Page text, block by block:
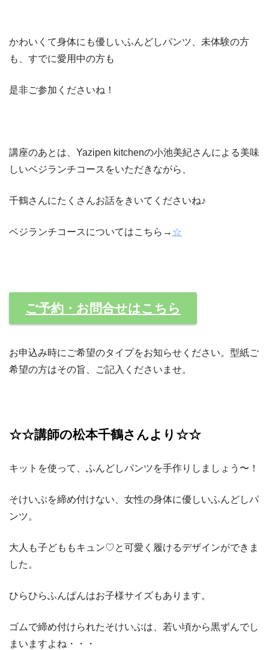
かわいくて身体にも優しいふんどしパンツ、未体験の方
も、すでに愛用中の方も
是非ご参加くださいね！
講座のあとは、Yazipen kitchenの小池美紀さんによる美味
しいベジランチコースをいただきながら、
千鶴さんにたくさんお話をきいてくださいね♪
ベジランチコースについてはこちら→ ☆
ご予約・お問合せはこちら
お申込み時にご希望のタイプをお知らせください。型紙ご
希望の方はその旨、ご記入くださいませ。
☆☆講師の松本千鶴さんより☆☆
キットを使って、ふんどしパンツを手作りしましょう〜！
そけいぶを締め付けない、女性の身体に優しいふんどしパ
ンツ。
大人も子どももキュン♡と可愛く履けるデザインができま
した。
ひらひらふんぱんはお子様サイズもあります。
ゴムで締め付けられたそけいぶは、若い頃から黒ずんでし
まいますよね・・・